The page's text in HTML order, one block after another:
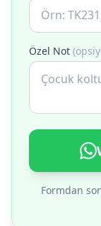
Özel Not
Formdan